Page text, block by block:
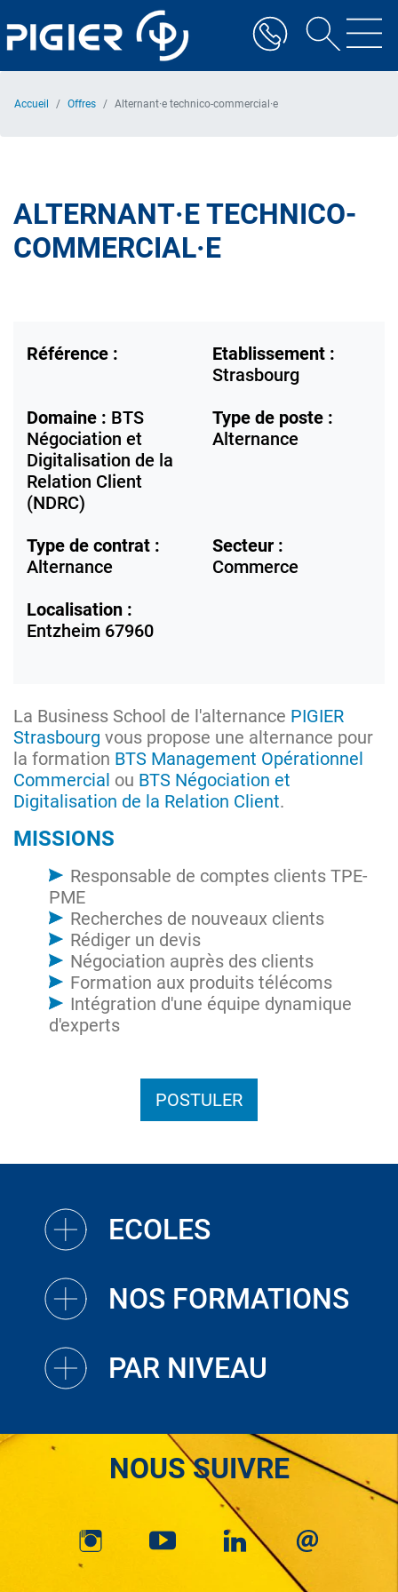
au
contenu
Accueil Offres Alternant·e technico-commercial·e
ALTERNANT·E TECHNICO-
COMMERCIAL·E
Référence :
Etablissement :
Strasbourg
Domaine : BTS
Négociation et
Digitalisation de la
Relation Client
(NDRC)
Type de poste :
Alternance
Type de contrat :
Alternance
Secteur :
Commerce
Localisation :
Entzheim 67960
La Business School de l'alternance PIGIER
Strasbourg vous propose une alternance pour
la formation BTS Management Opérationnel
Commercial ou BTS Négociation et
Digitalisation de la Relation Client.
MISSIONS
Responsable de comptes clients TPE-
PME
Recherches de nouveaux clients
Rédiger un devis
Négociation auprès des clients
Formation aux produits télécoms
Intégration d'une équipe dynamique
d'experts
POSTULER
ECOLES
NOS FORMATIONS
PAR NIVEAU
NOUS SUIVRE